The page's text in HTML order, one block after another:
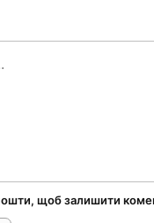
щоб залишити